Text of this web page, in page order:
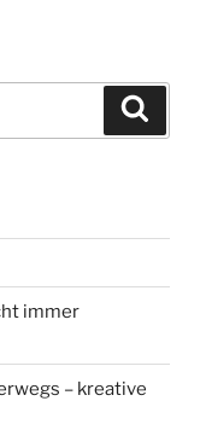
immer
– kreative